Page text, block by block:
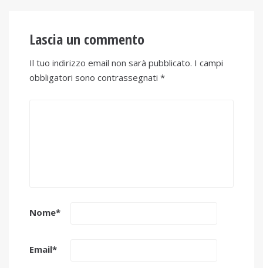
Lascia un commento
Il tuo indirizzo email non sarà pubblicato. I campi
obbligatori sono contrassegnati *
Nome*
Email*